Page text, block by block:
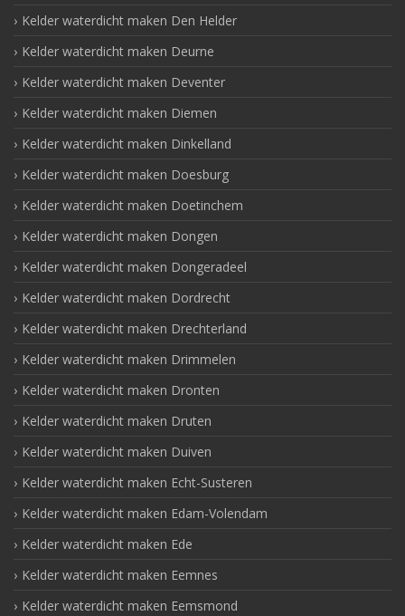
Kelder waterdicht maken Den Helder
Kelder waterdicht maken Deurne
Kelder waterdicht maken Deventer
Kelder waterdicht maken Diemen
Kelder waterdicht maken Dinkelland
Kelder waterdicht maken Doesburg
Kelder waterdicht maken Doetinchem
Kelder waterdicht maken Dongen
Kelder waterdicht maken Dongeradeel
Kelder waterdicht maken Dordrecht
Kelder waterdicht maken Drechterland
Kelder waterdicht maken Drimmelen
Kelder waterdicht maken Dronten
Kelder waterdicht maken Druten
Kelder waterdicht maken Duiven
Kelder waterdicht maken Echt-Susteren
Kelder waterdicht maken Edam-Volendam
Kelder waterdicht maken Ede
Kelder waterdicht maken Eemnes
Kelder waterdicht maken Eemsmond